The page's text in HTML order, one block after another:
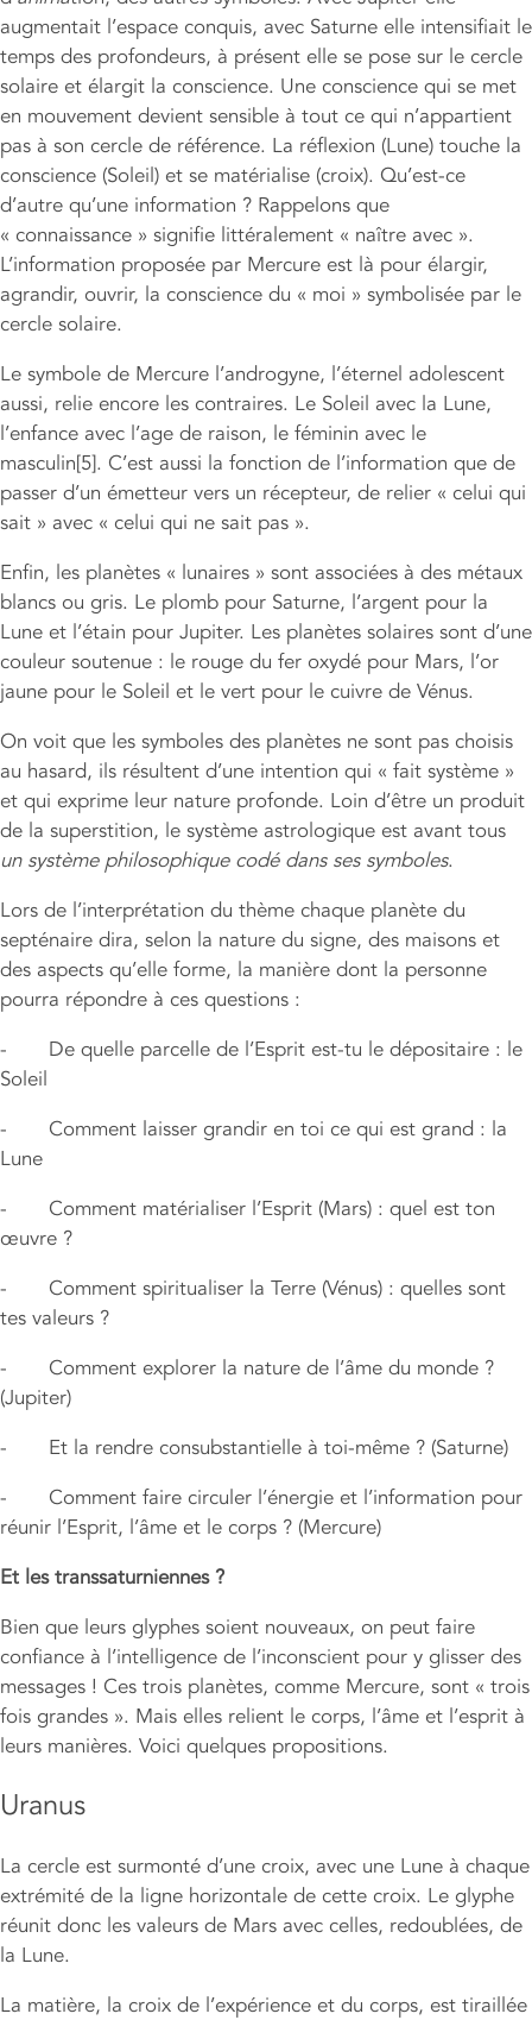
augmentait l’espace conquis, avec Saturne elle intensifiait le
temps des profondeurs, à présent elle se pose sur le cercle
solaire et élargit la conscience. Une conscience qui se met
en mouvement devient sensible à tout ce qui n’appartient
pas à son cercle de référence. La réflexion (Lune) touche la
conscience (Soleil) et se matérialise (croix). Qu’est-ce
d’autre qu’une information ? Rappelons que
« connaissance » signifie littéralement « naître avec ».
L’information proposée par Mercure est là pour élargir,
agrandir, ouvrir, la conscience du « moi » symbolisée par le
cercle solaire.
Le symbole de Mercure l’androgyne, l’éternel adolescent
aussi, relie encore les contraires. Le Soleil avec la Lune,
l’enfance avec l’age de raison, le féminin avec le
masculin[5]. C’est aussi la fonction de l’information que de
passer d’un émetteur vers un récepteur, de relier « celui qui
sait » avec « celui qui ne sait pas ».
Enfin, les planètes « lunaires » sont associées à des métaux
blancs ou gris. Le plomb pour Saturne, l’argent pour la
Lune et l’étain pour Jupiter. Les planètes solaires sont d’une
couleur soutenue : le rouge du fer oxydé pour Mars, l’or
jaune pour le Soleil et le vert pour le cuivre de Vénus.
On voit que les symboles des planètes ne sont pas choisis
au hasard, ils résultent d’une intention qui « fait système »
et qui exprime leur nature profonde. Loin d’être un produit
de la superstition, le système astrologique est avant tous
un système philosophique codé dans ses symboles.
Lors de l’interprétation du thème chaque planète du
septénaire dira, selon la nature du signe, des maisons et
des aspects qu’elle forme, la manière dont la personne
pourra répondre à ces questions :
- De quelle parcelle de l’Esprit est-tu le dépositaire : le
Soleil
- Comment laisser grandir en toi ce qui est grand : la
Lune
- Comment matérialiser l’Esprit (Mars) : quel est ton
œuvre ?
- Comment spiritualiser la Terre (Vénus) : quelles sont
tes valeurs ?
- Comment explorer la nature de l’âme du monde ?
(Jupiter)
- Et la rendre consubstantielle à toi-même ? (Saturne)
- Comment faire circuler l’énergie et l’information pour
réunir l’Esprit, l’âme et le corps ? (Mercure)
Et les transsaturniennes ?
Bien que leurs glyphes soient nouveaux, on peut faire
confiance à l’intelligence de l’inconscient pour y glisser des
messages ! Ces trois planètes, comme Mercure, sont « trois
fois grandes ». Mais elles relient le corps, l’âme et l’esprit à
leurs manières. Voici quelques propositions.
Uranus
La cercle est surmonté d’une croix, avec une Lune à chaque
extrémité de la ligne horizontale de cette croix. Le glyphe
réunit donc les valeurs de Mars avec celles, redoublées, de
la Lune.
La matière, la croix de l’expérience et du corps, est tiraillée